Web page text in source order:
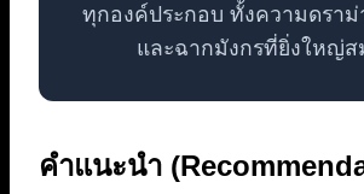
ทุกองค์ประกอบ ทั้งความดราม่
และฉากมังกรที่ยิ่งใหญ่ส
คำแนะนำ